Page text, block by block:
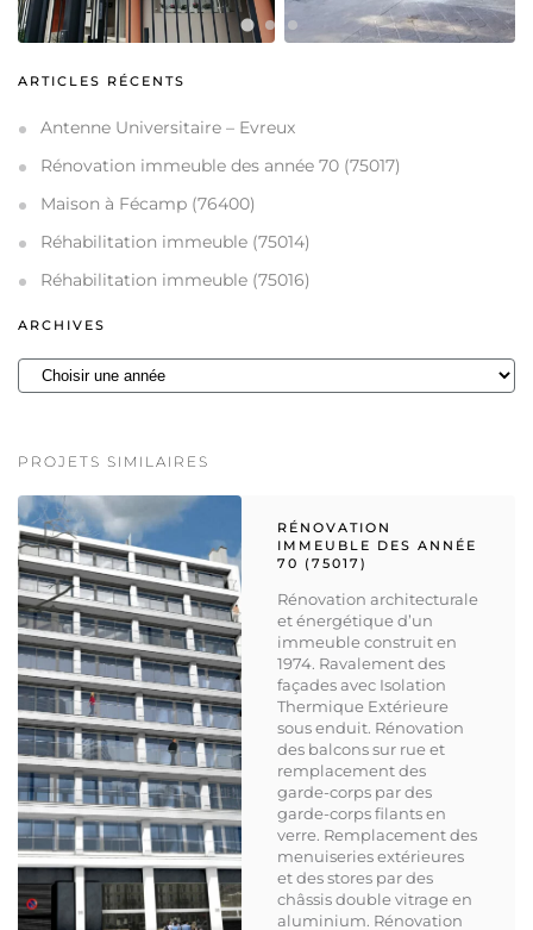
ARTICLES RÉCENTS
Antenne Universitaire – Evreux
Rénovation immeuble des année 70 (75017)
Maison à Fécamp (76400)
Réhabilitation immeuble (75014)
Réhabilitation immeuble (75016)
ARCHIVES
PROJETS SIMILAIRES
RÉNOVATION
IMMEUBLE DES ANNÉE
70 (75017)
Rénovation architecturale
et énergétique d’un
immeuble construit en
1974. Ravalement des
façades avec Isolation
Thermique Extérieure
sous enduit. Rénovation
des balcons sur rue et
remplacement des
garde-corps par des
garde-corps filants en
verre. Remplacement des
menuiseries extérieures
et des stores par des
châssis double vitrage en
aluminium. Rénovation